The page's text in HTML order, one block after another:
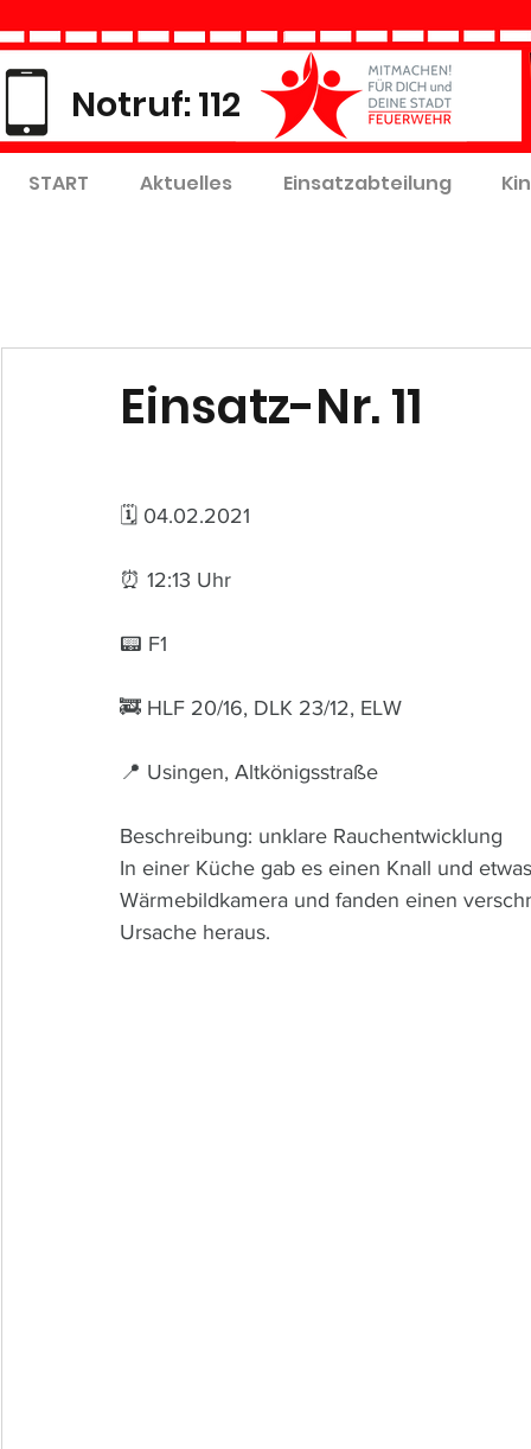
Notruf: 112
START Aktuelles Einsatzabteilung
Einsatz-Nr. 11
🗓 04.02.2021
⏰ 12:13 Uhr
📟 F1
🚒 HLF 20/16, DLK 23/12, ELW
📍 Usingen, Altkönigsstraße
Beschreibung: unklare Rauchentwicklung
In einer Küche gab es einen Knall und
Wärmebildkamera und fanden einen
Ursache heraus.